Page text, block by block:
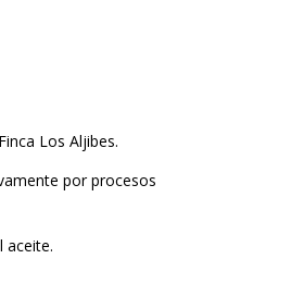
Los Aljibes.
por procesos
aceite.